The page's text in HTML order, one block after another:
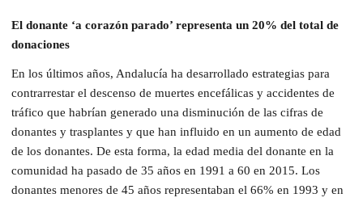
El donante ‘a corazón parado’ representa un 20% del total de
donaciones
En los últimos años, Andalucía ha desarrollado estrategias para
contrarrestar el descenso de muertes encefálicas y accidentes de
tráfico que habrían generado una disminución de las cifras de
donantes y trasplantes y que han influido en un aumento de edad
de los donantes. De esta forma, la edad media del donante en la
comunidad ha pasado de 35 años en 1991 a 60 en 2015. Los
donantes menores de 45 años representaban el 66% en 1993 y en